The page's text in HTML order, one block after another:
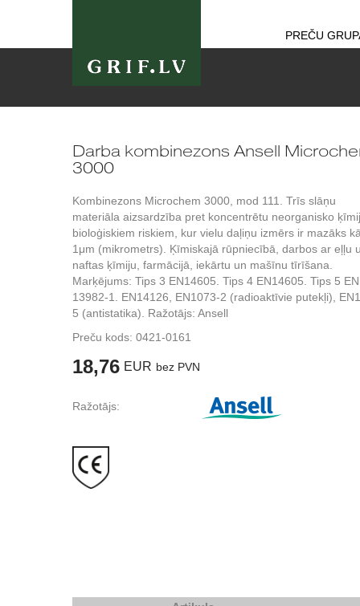
PREČU
Darba kombinezons Ansell
3000
Kombinezons Microchem 3000, mod 111. Trīs slāņu
materiāla aizsardzība pret koncentrētu neorganisko
bioloģiskiem riskiem, kur vielu daļiņu izmērs ir mazāks
1μm (mikrometrs). Ķīmiskajā rūpniecībā, darbos ar eļļu
naftas ķīmiju, farmācijā, iekārtu un mašīnu tīrīšana.
Marķējums: Tips 3 EN14605. Tips 4 EN14605. Tips 5
13982-1. EN14126, EN1073-2 (radioaktīvie putekļi),
5 (antistatika). Ražotājs: Ansell
Preču kods: 0421-0161
18,76 EUR bez PVN
Ražotājs: